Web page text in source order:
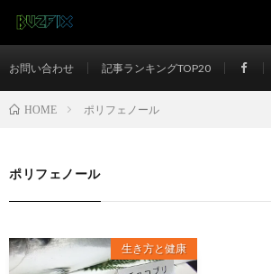
お問い合わせ 記事ランキングTOP20
HOME ポリフェノール
ポリフェノール
生き方と健康